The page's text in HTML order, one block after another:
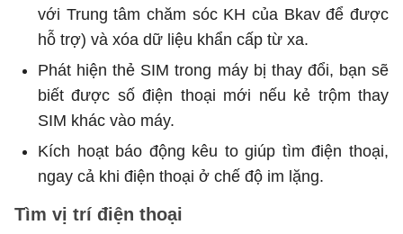
với Trung tâm chăm sóc KH của Bkav để được
hỗ trợ) và xóa dữ liệu khẩn cấp từ xa.
Phát hiện thẻ SIM trong máy bị thay đổi, bạn sẽ
biết được số điện thoại mới nếu kẻ trộm thay
SIM khác vào máy.
Kích hoạt báo động kêu to giúp tìm điện thoại,
ngay cả khi điện thoại ở chế độ im lặng.
Tìm vị trí điện thoại